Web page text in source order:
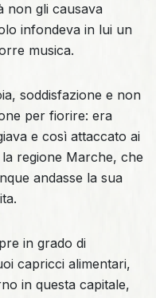
non gli causava
infondeva in lui un
musica.
soddisfazione e non
per fiorire: era
e così attaccato ai
regione Marche, che
andasse la sua
in grado di
capricci alimentari,
in questa capitale,